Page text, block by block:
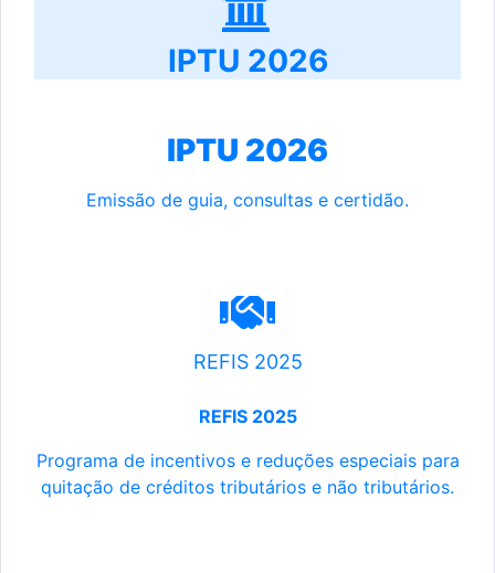
IPTU 2026
IPTU 2026
Emissão de guia, consultas e certidão.
REFIS 2025
REFIS 2025
Programa de incentivos e reduções especiais para
quitação de créditos tributários e não tributários.